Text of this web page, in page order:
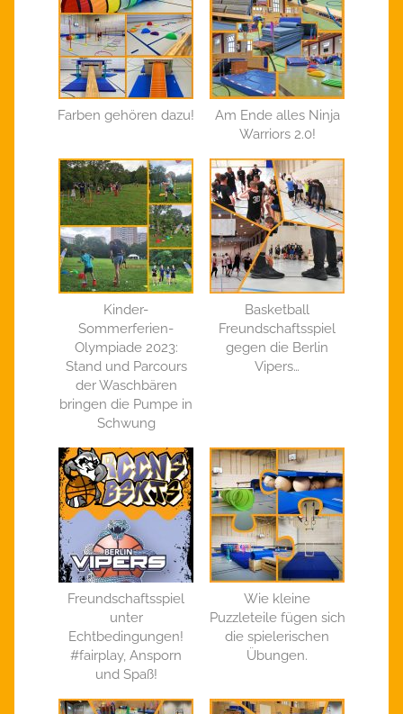
Farben gehören dazu!
Am Ende alles Ninja
Warriors 2.0!
Kinder-
Sommerferien-
Olympiade 2023:
Stand und Parcours
der Waschbären
bringen die Pumpe in
Schwung
Basketball
Freundschaftsspiel
gegen die Berlin
Vipers…
Freundschaftsspiel
unter
Echtbedingungen!
#fairplay, Ansporn
und Spaß!
Wie kleine
Puzzleteile fügen sich
die spielerischen
Übungen.